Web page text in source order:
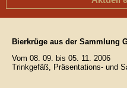
Bierkrüge aus der Sammlung
Vom 08. 09. bis 05. 11. 2006
Trinkgefäß, Präsentations- und